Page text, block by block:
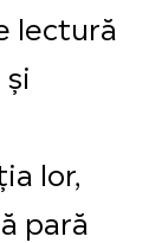
lectură
lor,
pară